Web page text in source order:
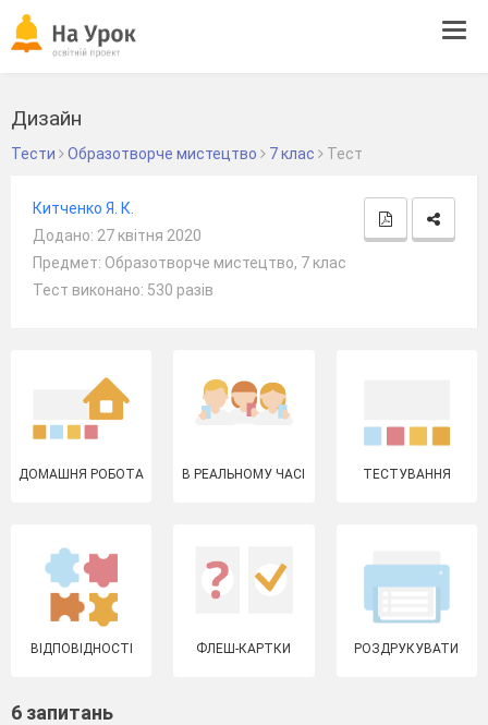
Дизайн
Тести Образотворче мистецтво 7 клас Тест
Китченко Я. К.
Додано: 27 квітня 2020
Предмет: Образотворче мистецтво, 7 клас
Тест виконано: 530 разів
ДОМАШНЯ РОБОТА В РЕАЛЬНОМУ ЧАСІ ТЕСТУВАННЯ
ВІДПОВІДНОСТІ ФЛЕШ-КАРТКИ РОЗДРУКУВАТИ
6 запитань